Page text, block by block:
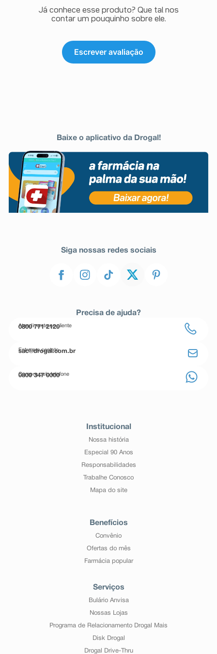
Já conhece esse produto? Que tal nos
contar um pouquinho sobre ele.
Escrever avaliação
Baixe o aplicativo da Drogal!
Siga nossas redes sociais
Precisa de ajuda?
Atendimento ao cliente
0800 771 2120
Entre em contato
sac@drogal.com.br
Compre pelo telefone
0800 347 0000
Institucional
Nossa história
Especial 90 Anos
Responsabilidades
Trabalhe Conosco
Mapa do site
Benefícios
Convênio
Ofertas do mês
Farmácia popular
Serviços
Bulário Anvisa
Nossas Lojas
Programa de Relacionamento Drogal Mais
Disk Drogal
Drogal Drive-Thru